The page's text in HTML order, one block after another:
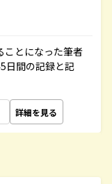
ことになった筆者
日間の記録と記
詳細を見る